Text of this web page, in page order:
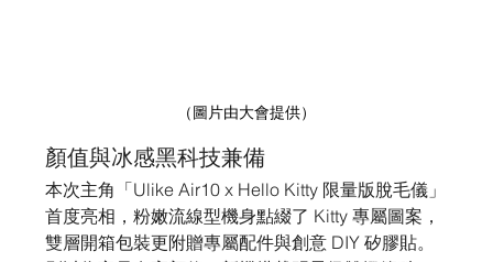
（圖片由大會提供）
顏值與冰感黑科技兼備
本次主角「Ulike Air10 x Hello Kitty 限量版脫毛儀」
首度亮相，粉嫩流線型機身點綴了 Kitty 專屬圖案，
雙層開箱包裝更附贈專屬配件與創意 DIY 矽膠貼。